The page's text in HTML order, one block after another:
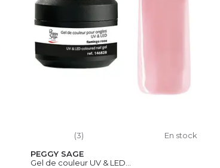
(3)
En stock
PEGGY SAGE
Gel de couleur UV & LED...